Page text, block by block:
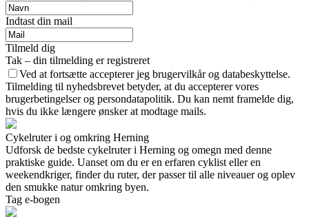
Indtast din mail
Tilmeld dig
Tak – din tilmelding er registreret
Ved at fortsætte accepterer jeg brugervilkår og databeskyttelse.
Tilmelding til nyhedsbrevet betyder, at du accepterer vores
brugerbetingelser og persondatapolitik. Du kan nemt framelde dig,
hvis du ikke længere ønsker at modtage mails.
Cykelruter i og omkring Herning
Udforsk de bedste cykelruter i Herning og omegn med denne
praktiske guide. Uanset om du er en erfaren cyklist eller en
weekendkriger, finder du ruter, der passer til alle niveauer og oplev
den smukke natur omkring byen.
Tag e-bogen